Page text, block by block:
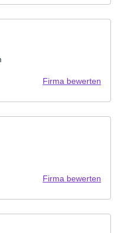
Firma bewerten
Firma bewerten